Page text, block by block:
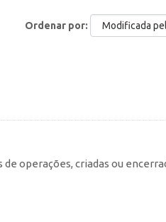
Ordenar por
operações, criadas ou